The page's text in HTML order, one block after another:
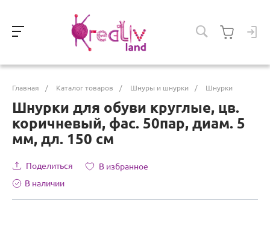
Главная / Каталог товаров / Шнуры и шнурки / Шнурки
Шнурки для обуви круглые, цв.
коричневый, фас. 50пар, диам. 5
мм, дл. 150 см
Поделиться
В избранное
В наличии